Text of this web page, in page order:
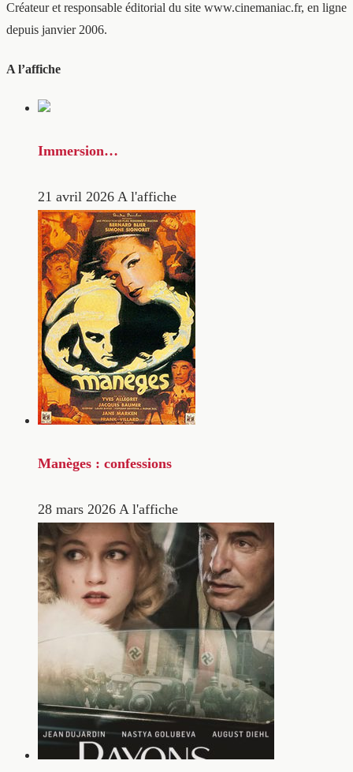
Créateur et responsable éditorial du site www.cinemaniac.fr, en ligne
depuis janvier 2006.
A l’affiche
Immersion…
21 avril 2026 A l'affiche
Manèges : confessions
28 mars 2026 A l'affiche